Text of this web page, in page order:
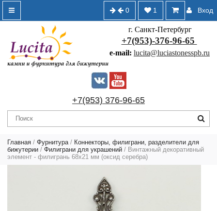
Вход
1
0
г. Санкт-Петербург
+7(953)-376-96-65
e-mail: lucita@luciastonesspb.ru
+7(953) 376-96-65
Главная / Фурнитура / Коннекторы, филиграни, разделители для
бижутерии / Филиграни для украшений / Винтажный декоративный
элемент - филигрань 68х21 мм (оксид серебра)